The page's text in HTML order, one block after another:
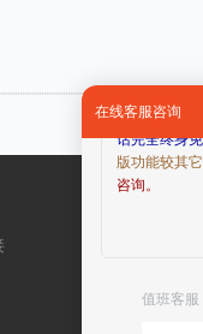
在线客服咨询
1 终身免费
话完全终身
版功能较其
咨询。
值班客服